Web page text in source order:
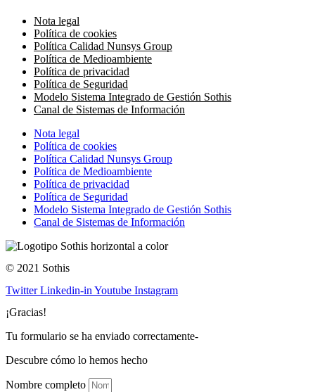
Nota legal
Política de cookies
Política Calidad Nunsys Group
Política de Medioambiente
Política de privacidad
Política de Seguridad
Modelo Sistema Integrado de Gestión Sothis
Canal de Sistemas de Información
Nota legal
Política de cookies
Política Calidad Nunsys Group
Política de Medioambiente
Política de privacidad
Política de Seguridad
Modelo Sistema Integrado de Gestión Sothis
Canal de Sistemas de Información
© 2021 Sothis
Twitter Linkedin-in Youtube Instagram
¡Gracias!
Tu formulario se ha enviado correctamente-
Descubre cómo lo hemos hecho
Nombre completo